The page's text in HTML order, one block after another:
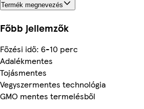
Termék megnevezés
Főbb jellemzők
Főzési idő: 6-10 perc
Adalékmentes
Tojásmentes
Vegyszermentes technológia
GMO mentes termelésből